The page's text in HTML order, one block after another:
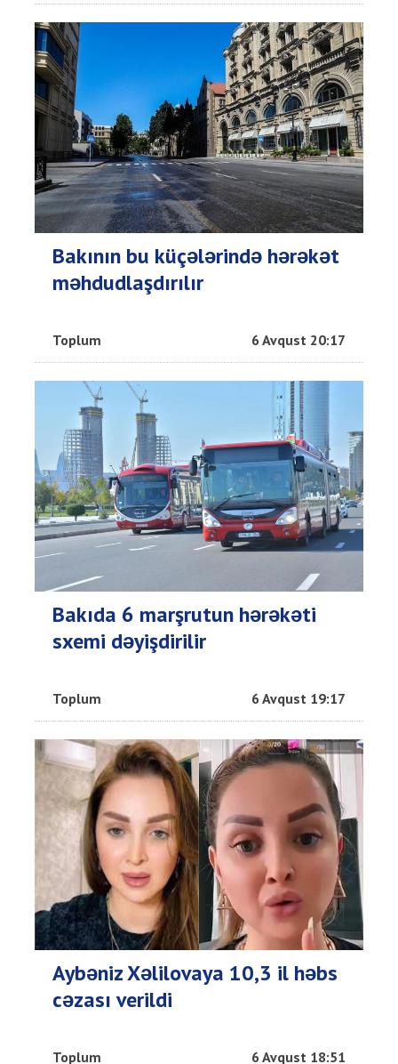
Bakının bu küçələrində hərəkət
məhdudlaşdırılır
Toplum 6 Avqust 20:17
Bakıda 6 marşrutun hərəkəti
sxemi dəyişdirilir
Toplum 6 Avqust 19:17
Aybəniz Xəlilovaya 10,3 il həbs
cəzası verildi
Toplum 6 Avqust 18:51